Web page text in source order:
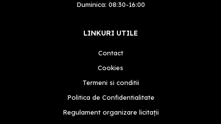
Duminica: 08:30-16:00
LINKURI UTILE
Contact
Cookies
Termeni si conditii
Politica de Confidentialitate
Regulament organizare licitații